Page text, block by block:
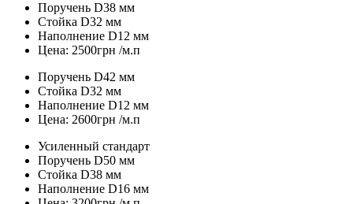
Поручень D38 мм
Стойка D32 мм
Наполнение D12 мм
Цена: 2500грн /м.п
Поручень D42 мм
Стойка D32 мм
Наполнение D12 мм
Цена: 2600грн /м.п
Усиленный стандарт
Поручень D50 мм
Стойка D38 мм
Наполнение D16 мм